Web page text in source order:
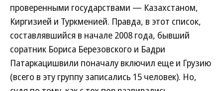
проверенными государствами — Казахстаном,
Киргизией и Туркменией. Правда, в этот список,
составлявшийся в начале 2008 года, бывший
соратник Бориса Березовского и Бадри
Патаркацишвили поначалу включил еще и Грузию
(всего в эту группу записались 15 человек). Но,